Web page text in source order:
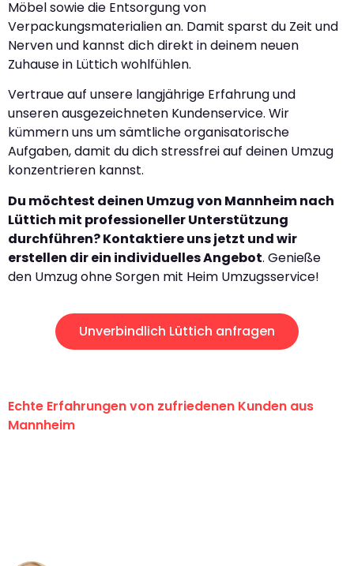
Möbel sowie die Entsorgung von
Verpackungsmaterialien an. Damit sparst du Zeit und
Nerven und kannst dich direkt in deinem neuen
Zuhause in Lüttich wohlfühlen.
Vertraue auf unsere langjährige Erfahrung und
unseren ausgezeichneten Kundenservice. Wir
kümmern uns um sämtliche organisatorische
Aufgaben, damit du dich stressfrei auf deinen Umzug
konzentrieren kannst.
Du möchtest deinen Umzug von Mannheim nach
Lüttich mit professioneller Unterstützung
durchführen? Kontaktiere uns jetzt und wir
erstellen dir ein individuelles Angebot. Genieße
den Umzug ohne Sorgen mit Heim Umzugsservice!
Unverbindlich Lüttich anfragen
Echte Erfahrungen von zufriedenen Kunden aus
Mannheim